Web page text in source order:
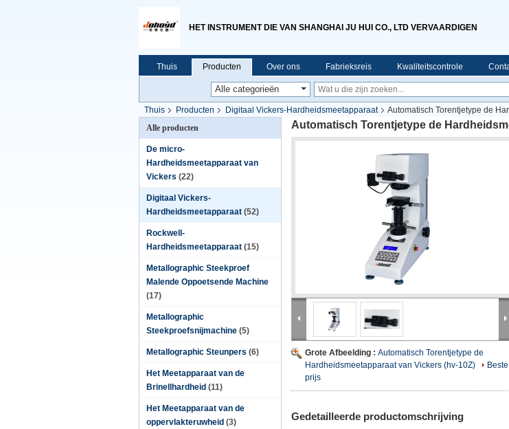
HET INSTRUMENT DIE VAN SHANGHAI JU HUI CO., LTD VERVAARDIGEN
Thuis Producten Over ons Fabrieksreis Kwaliteitscontrole
Thuis Producten Digitaal Vickers-Hardheidsmeetapparaat
Automatisch Torentjetype de
Alle producten
De micro-
Hardheidsmeetapparaat van
Vickers (22)
Digitaal Vickers-
Hardheidsmeetapparaat (52)
Rockwell-
Hardheidsmeetapparaat (15)
Metallographic Steekproef
Malende Oppoetsende Machine
(17)
Metallographic
Steekproefsnijmachine (5)
Metallographic Steunpers (6)
Het Meetapparaat van de
Brinellhardheid (11)
Het Meetapparaat van de
oppervlakteruwheid (3)
Automatisch Torentjetype de
Grote Afbeelding : Automatisch Torentjetype de
Hardheidsmeetapparaat van Vickers (hv-10Z)
Beste
prijs
Gedetailleerde productomschrijving